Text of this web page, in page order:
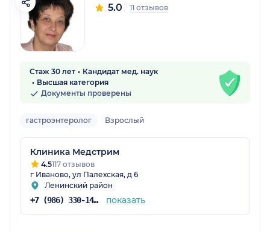
5.0 11 отзывов
Стаж 30 лет
Кандидат мед. наук
Высшая категория
Документы проверены
гастроэнтеролог Взрослый
Клиника Медстрим
4.5117 отзывов
г Иваново, ул Палехская, д 6
Ленинский район
+7 (986) 330-14-95 показать